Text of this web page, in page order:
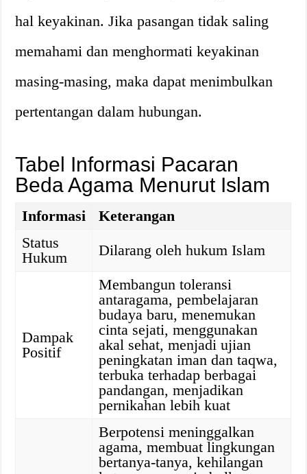
hal keyakinan. Jika pasangan tidak saling
memahami dan menghormati keyakinan
masing-masing, maka dapat menimbulkan
pertentangan dalam hubungan.
Tabel Informasi Pacaran
Beda Agama Menurut Islam
Informasi
Keterangan
Status
Hukum
Dilarang oleh hukum Islam
Dampak
Positif
Membangun toleransi
antaragama, pembelajaran
budaya baru, menemukan
cinta sejati, menggunakan
akal sehat, menjadi ujian
peningkatan iman dan taqwa,
terbuka terhadap berbagai
pandangan, menjadikan
pernikahan lebih kuat
Berpotensi meninggalkan
agama, membuat lingkungan
bertanya-tanya, kehilangan